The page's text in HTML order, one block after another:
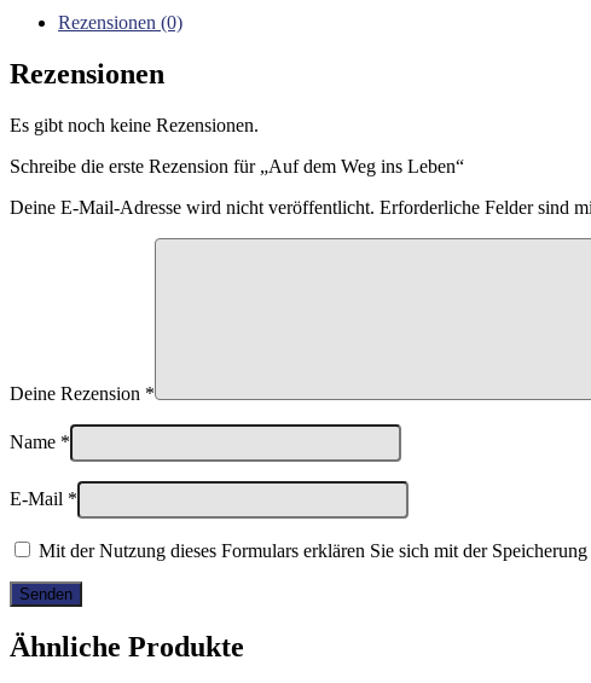
Rezensionen (0)
Rezensionen
Es gibt noch keine Rezensionen.
Schreibe die erste Rezension für „Auf dem Weg ins Leben“
Deine E-Mail-Adresse wird nicht veröffentlicht. Erforderliche Felder sind
Deine Rezension *
Name *
E-Mail *
Mit der Nutzung dieses Formulars erklären Sie sich mit der
Ähnliche Produkte